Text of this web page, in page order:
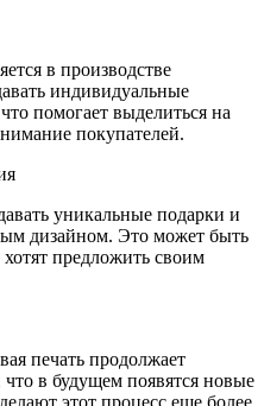
в производстве
индивидуальные
помогает выделиться на
покупателей.
уникальные подарки и
дизайном. Это может быть
предложить своим
печать продолжает
в будущем появятся новые
этот процесс еще более